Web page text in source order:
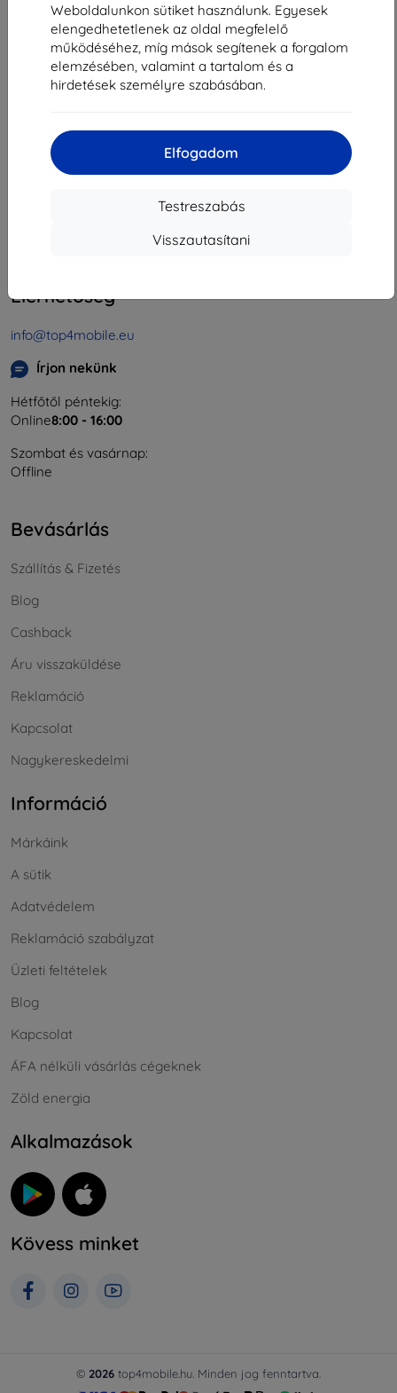
Weboldalunkon sütiket használunk. Egyesek
elengedhetetlenek az oldal megfelelő
működéséhez, míg mások segítenek a forgalom
elemzésében, valamint a tartalom és a
hirdetések személyre szabásában.
Elfogadom
Testreszabás
Visszautasítani
Shield-Sk s.r.o.
Rudolf Mocka utca 3750/2A
SK2023549671
Elérhetőség
info@top4mobile.eu
Írjon nekünk
Hétfőtől péntekig:
Online8:00 - 16:00
Szombat és vasárnap:
Offline
Bevásárlás
Szállítás & Fizetés
Blog
Cashback
Áru visszaküldése
Reklamáció
Kapcsolat
Nagykereskedelmi
Információ
Márkáink
A sütik
Adatvédelem
Reklamáció szabályzat
Üzleti feltételek
Blog
Kapcsolat
ÁFA nélküli vásárlás cégeknek
Zöld energia
Alkalmazások
Kövess minket
© 2026 top4mobile.hu. Minden jog fenntartva.